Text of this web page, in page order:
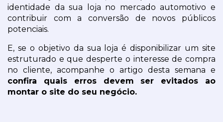
identidade da sua loja no mercado automotivo e
contribuir com a conversão de novos públicos
potenciais.
E, se o objetivo da sua loja é disponibilizar um site
estruturado e que desperte o interesse de compra
no cliente, acompanhe o artigo desta semana e
confira quais erros devem ser evitados ao
montar o site do seu negócio.